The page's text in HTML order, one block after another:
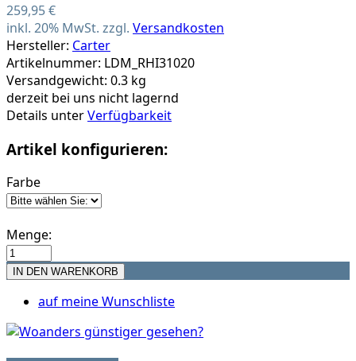
259,95 €
inkl. 20% MwSt. zzgl. Versandkosten
Hersteller: Carter
Artikelnummer: LDM_RHI31020
Versandgewicht: 0.3 kg
derzeit bei uns nicht lagernd
Details unterVerfügbarkeit
Artikel konfigurieren:
Farbe
Menge:
auf meine Wunschliste